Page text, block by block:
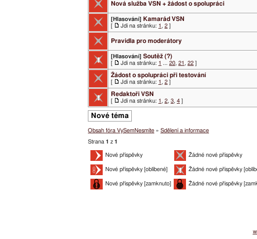
Nová služba VSN + žádost o spolupráci
[Hlasování] Kamarád VSN
[ Jdi na stránku: 1 , 2 ]
Pravidla pro moderátory
[Hlasování] Soutěž (?)
[ Jdi na stránku: 1 ... 20, 21 , 22 ]
Žádost o spolupráci při testování
[ Jdi na stránku: 1 , 2 ]
Redaktoři VSN
[ Jdi na stránku: 1 , 2, 3, 4 ]
Nové téma
Obsah fóra VySemNesmíte » Sdělení a informace
Strana 1 z 1
Nové příspěvky Žádné nové příspěvky
Nové příspěvky [oblíbené] Žádné nové příspěvky
Nové příspěvky [zamknuto] Žádné nové příspěvky